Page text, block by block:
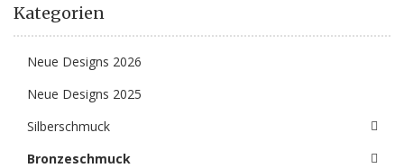
Kategorien
Neue Designs 2026
Neue Designs 2025
Silberschmuck
Bronzeschmuck